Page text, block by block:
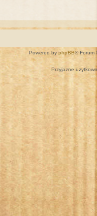
Powered by phpBB® Forum
Przyjazne